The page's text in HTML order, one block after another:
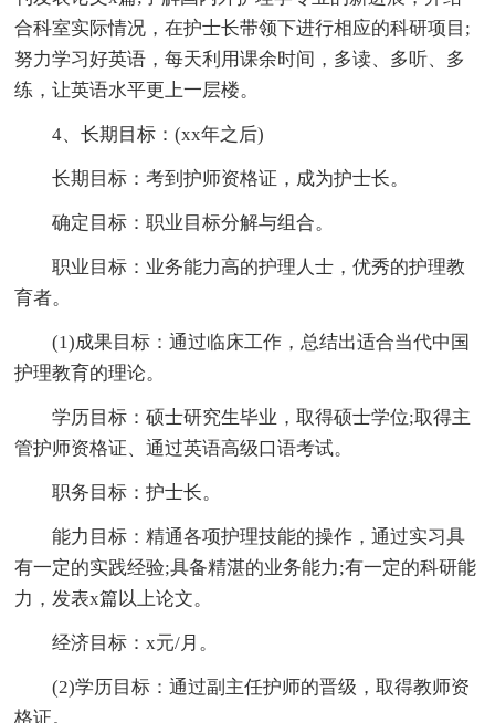
合科室实际情况，在护士长带领下进行相应的科研项目;
努力学习好英语，每天利用课余时间，多读、多听、多
练，让英语水平更上一层楼。
4、长期目标：(xx年之后)
长期目标：考到护师资格证，成为护士长。
确定目标：职业目标分解与组合。
职业目标：业务能力高的护理人士，优秀的护理教
育者。
(1)成果目标：通过临床工作，总结出适合当代中国
护理教育的理论。
学历目标：硕士研究生毕业，取得硕士学位;取得主
管护师资格证、通过英语高级口语考试。
职务目标：护士长。
能力目标：精通各项护理技能的操作，通过实习具
有一定的实践经验;具备精湛的业务能力;有一定的科研能
力，发表x篇以上论文。
经济目标：x元/月。
(2)学历目标：通过副主任护师的晋级，取得教师资
格证。